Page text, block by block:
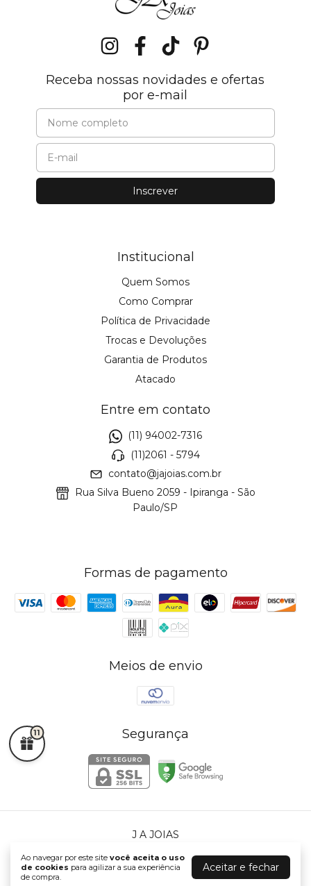
Ao navegar por este site você aceita o uso
de cookies para agilizar a sua experiência
de compra.
Aceitar e fechar
Receba nossas novidades e ofertas
por e-mail
Institucional
Quem Somos
Como Comprar
Política de Privacidade
Trocas e Devoluções
Garantia de Produtos
Atacado
Entre em contato
(11) 94002-7316
(11)2061 - 5794
contato@jajoias.com.br
Rua Silva Bueno 2059 - Ipiranga - São
Paulo/SP
Formas de pagamento
Meios de envio
Segurança
J A JOIAS
11